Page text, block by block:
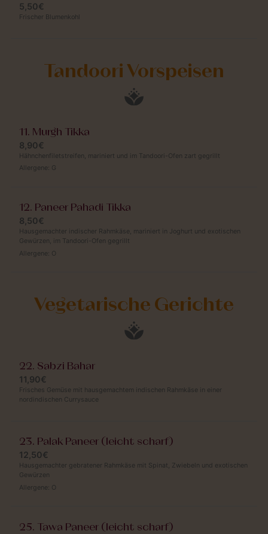
5,50€
Frischer Blumenkohl
Tandoori Vorspeisen
11. Murgh Tikka
8,90€
Hähnchenfiletstreifen, mariniert und im Tandoori-Ofen zart gegrillt
Allergene: G
12. Paneer Pahadi Tikka
8,50€
Hausgemachter indischer Rahmkäse, mariniert in Joghurt und exotischen
Gewürzen, im Tandoori-Ofen gegrillt
Allergene: O
Vegetarische Gerichte
22. Sabzi Bahar
11,90€
Frisches Gemüse mit hausgemachtem indischen Rahmkäse in einer
nordindischen Currysauce
23. Palak Paneer (leicht scharf)
12,50€
Hausgemachter gebratener Rahmkäse mit Spinat, Zwiebeln und exotischen
Gewürzen
Allergene:
O
25. Tawa Paneer (leicht scharf)